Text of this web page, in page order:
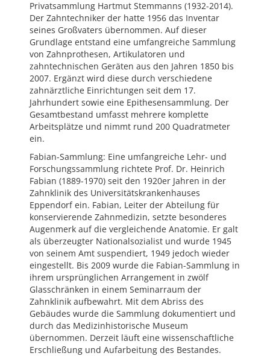
Privatsammlung Hartmut Stemmanns (1932-2014).
Der Zahntechniker der hatte 1956 das Inventar
seines Großvaters übernommen. Auf dieser
Grundlage entstand eine umfangreiche Sammlung
von Zahnprothesen, Artikulatoren und
zahntechnischen Geräten aus den Jahren 1850 bis
2007. Ergänzt wird diese durch verschiedene
zahnärztliche Einrichtungen seit dem 17.
Jahrhundert sowie eine Epithesensammlung. Der
Gesamtbestand umfasst mehrere komplette
Arbeitsplätze und nimmt rund 200 Quadratmeter
ein.
Fabian-Sammlung: Eine umfangreiche Lehr- und
Forschungssammlung richtete Prof. Dr. Heinrich
Fabian (1889-1970) seit den 1920er Jahren in der
Zahnklinik des Universitätskrankenhauses
Eppendorf ein. Fabian, Leiter der Abteilung für
konservierende Zahnmedizin, setzte besonderes
Augenmerk auf die vergleichende Anatomie. Er galt
als überzeugter Nationalsozialist und wurde 1945
von seinem Amt suspendiert, 1949 jedoch wieder
eingestellt. Bis 2009 wurde die Fabian-Sammlung in
ihrem ursprünglichen Arrangement in zwölf
Glasschränken in einem Seminarraum der
Zahnklinik aufbewahrt. Mit dem Abriss des
Gebäudes wurde die Sammlung dokumentiert und
durch das Medizinhistorische Museum
übernommen. Derzeit läuft eine wissenschaftliche
Erschließung und Aufarbeitung des Bestandes.